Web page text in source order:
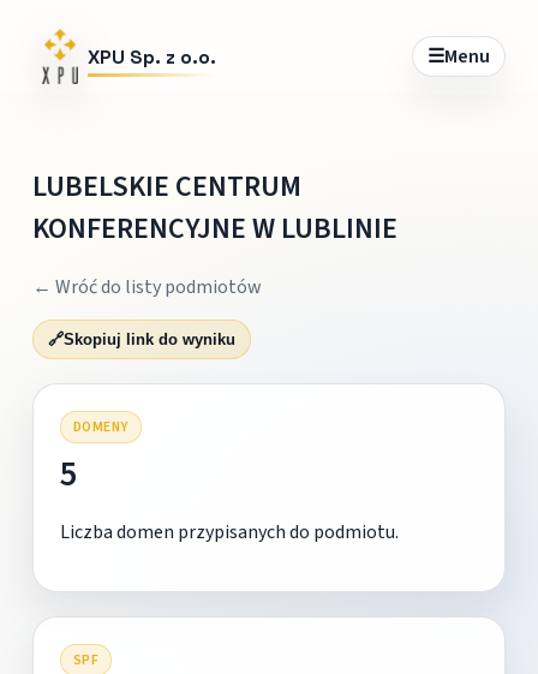
XPU Sp. z o.o. ☰Menu
LUBELSKIE CENTRUM
KONFERENCYJNE W LUBLINIE
← Wróć do listy podmiotów
🔗Skopiuj link do wyniku
DOMENY
5
Liczba domen przypisanych do podmiotu.
SPF